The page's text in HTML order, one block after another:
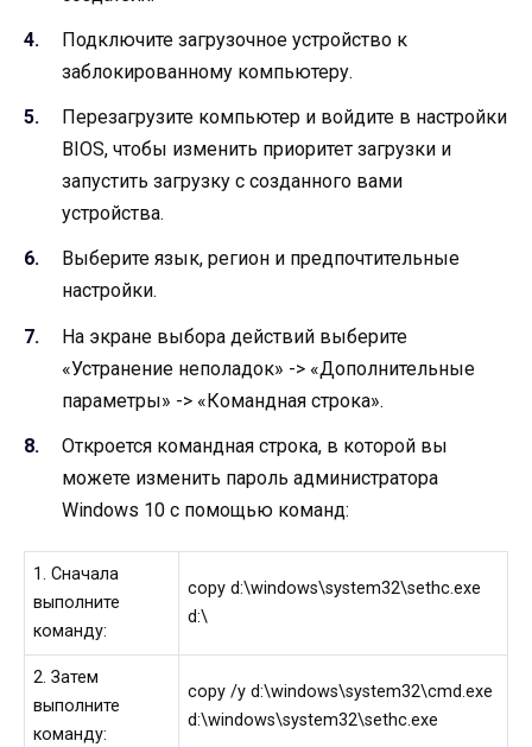
Подключите загрузочное устройство к
заблокированному компьютеру.
Перезагрузите компьютер и войдите в настройки
BIOS, чтобы изменить приоритет загрузки и
запустить загрузку с созданного вами
устройства.
Выберите язык, регион и предпочтительные
настройки.
На экране выбора действий выберите
«Устранение неполадок» -> «Дополнительные
параметры» -> «Командная строка».
Откроется командная строка, в которой вы
можете изменить пароль администратора
Windows 10 с помощью команд:
1. Сначала
выполните
команду:
copy d:\windows\system32\sethc.exe
d:\
2. Затем
выполните
команду:
copy /y d:\windows\system32\cmd.exe
d:\windows\system32\sethc.exe